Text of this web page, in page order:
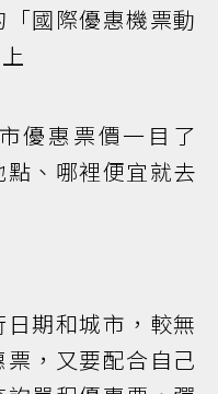
國際優惠機票動
優惠票價一目了
、哪裡便宜就去
期和城市，較無
，又要配合自己